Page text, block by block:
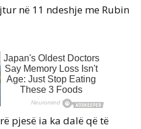
në 11 ndeshje me Rubin
pjesë ia ka dalë që të